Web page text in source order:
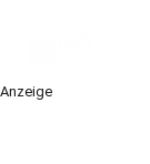
Anzeige